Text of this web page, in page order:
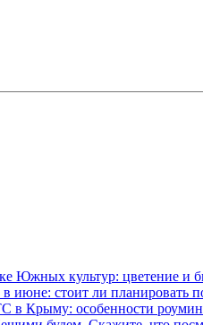
Южных культур: цветение и
июне: стоит ли планировать
в Крыму: особенности